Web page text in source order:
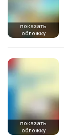
показать
обложку
показать
обложку